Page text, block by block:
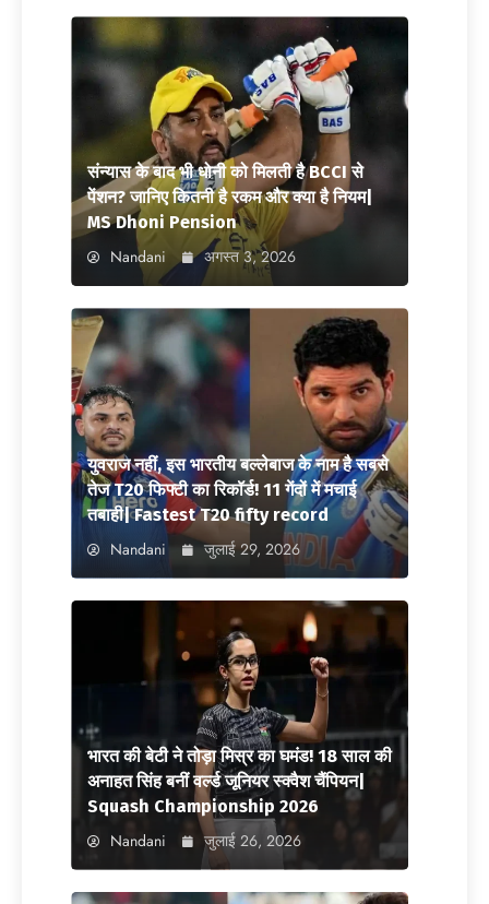
संन्यास के बाद भी धोनी को मिलती है BCCI से
पेंशन? जानिए कितनी है रकम और क्या है नियम|
MS Dhoni Pension
Nandani अगस्त 3, 2026
युवराज नहीं, इस भारतीय बल्लेबाज के नाम है सबसे
तेज T20 फिफ्टी का रिकॉर्ड! 11 गेंदों में मचाई
तबाही| Fastest T20 fifty record
Nandani जुलाई 29, 2026
भारत की बेटी ने तोड़ा मिस्र का घमंड! 18 साल की
अनाहत सिंह बनीं वर्ल्ड जूनियर स्क्वैश चैंपियन|
Squash Championship 2026
Nandani जुलाई 26, 2026